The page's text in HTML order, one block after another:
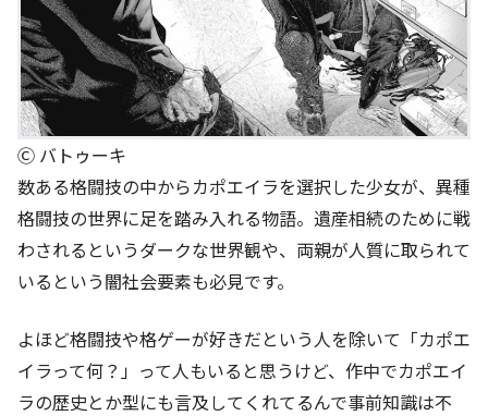
Ⓒ バトゥーキ
数ある格闘技の中からカポエイラを選択した少女が、異種
格闘技の世界に足を踏み入れる物語。遺産相続のために戦
わされるというダークな世界観や、両親が人質に取られて
いるという闇社会要素も必見です。
よほど格闘技や格ゲーが好きだという人を除いて「カポエ
イラって何？」って人もいると思うけど、作中でカポエイ
ラの歴史とか型にも言及してくれてるんで事前知識は不